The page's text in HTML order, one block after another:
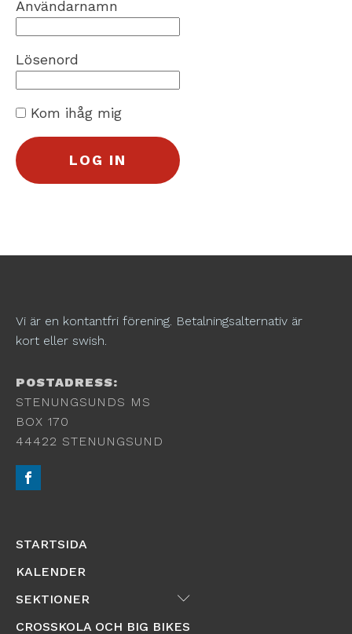
Användarnamn
Lösenord
Kom ihåg mig
Vi är en kontantfri förening. Betalningsalternativ är
kort eller swish.
POSTADRESS:
STENUNGSUNDS MS
BOX 170
44422 STENUNGSUND
STARTSIDA
KALENDER
SEKTIONER
Submenu
CROSSKOLA OCH BIG BIKES